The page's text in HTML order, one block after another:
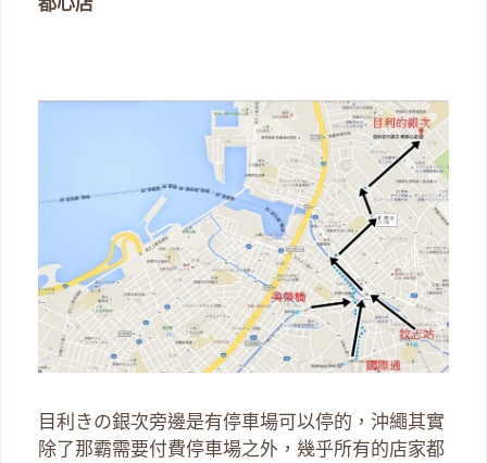
都心店
目利きの銀次旁邊是有停車場可以停的，沖繩其實
除了那霸需要付費停車場之外，幾乎所有的店家都